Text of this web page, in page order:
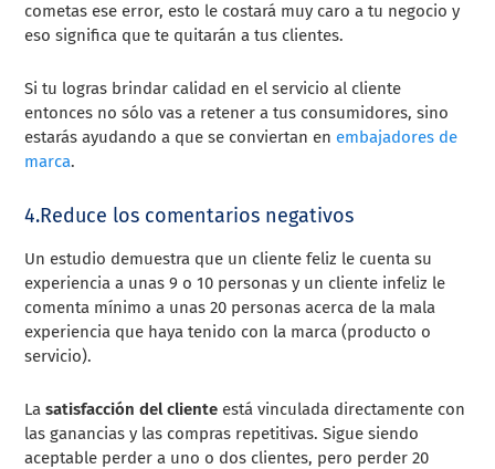
cometas ese error, esto le costará muy caro a tu negocio y
eso significa que te quitarán a tus clientes.
Si tu logras brindar calidad en el servicio al cliente
entonces no sólo vas a retener a tus consumidores, sino
estarás ayudando a que se conviertan en embajadores de
marca.
4.Reduce los comentarios negativos
Un estudio demuestra que un cliente feliz le cuenta su
experiencia a unas 9 o 10 personas y un cliente infeliz le
comenta mínimo a unas 20 personas acerca de la mala
experiencia que haya tenido con la marca (producto o
servicio).
Lasatisfacción del cliente está vinculada directamente con
las ganancias y las compras repetitivas. Sigue siendo
aceptable perder a uno o dos clientes, pero perder 20